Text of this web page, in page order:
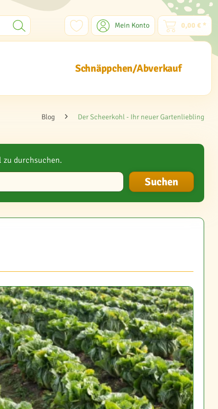
Mein Konto 0,00 € *
Schnäppchen/Abverkauf
Blog Der Scheerkohl - Ihr neuer Gartenliebling
zu durchsuchen.